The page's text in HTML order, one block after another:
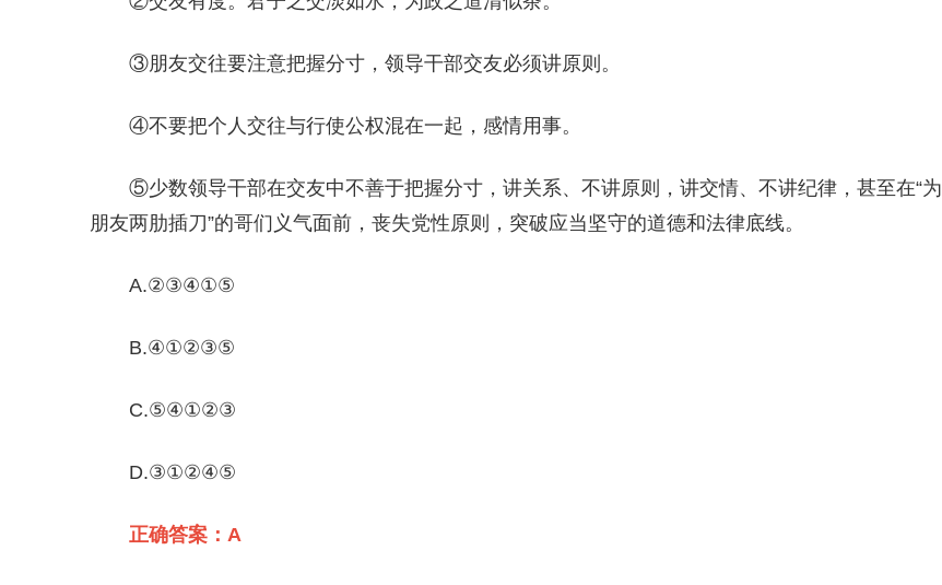
③朋友交往要注意把握分寸，领导干部交友必须讲原则。
④不要把个人交往与行使公权混在一起，感情用事。
⑤少数领导干部在交友中不善于把握分寸，讲关系、不讲原则，讲交情、不讲纪律，甚至在“为
朋友两肋插刀”的哥们义气面前，丧失党性原则，突破应当坚守的道德和法律底线。
A.②③④①⑤
B.④①②③⑤
C.⑤④①②③
D.③①②④⑤
正确答案：A